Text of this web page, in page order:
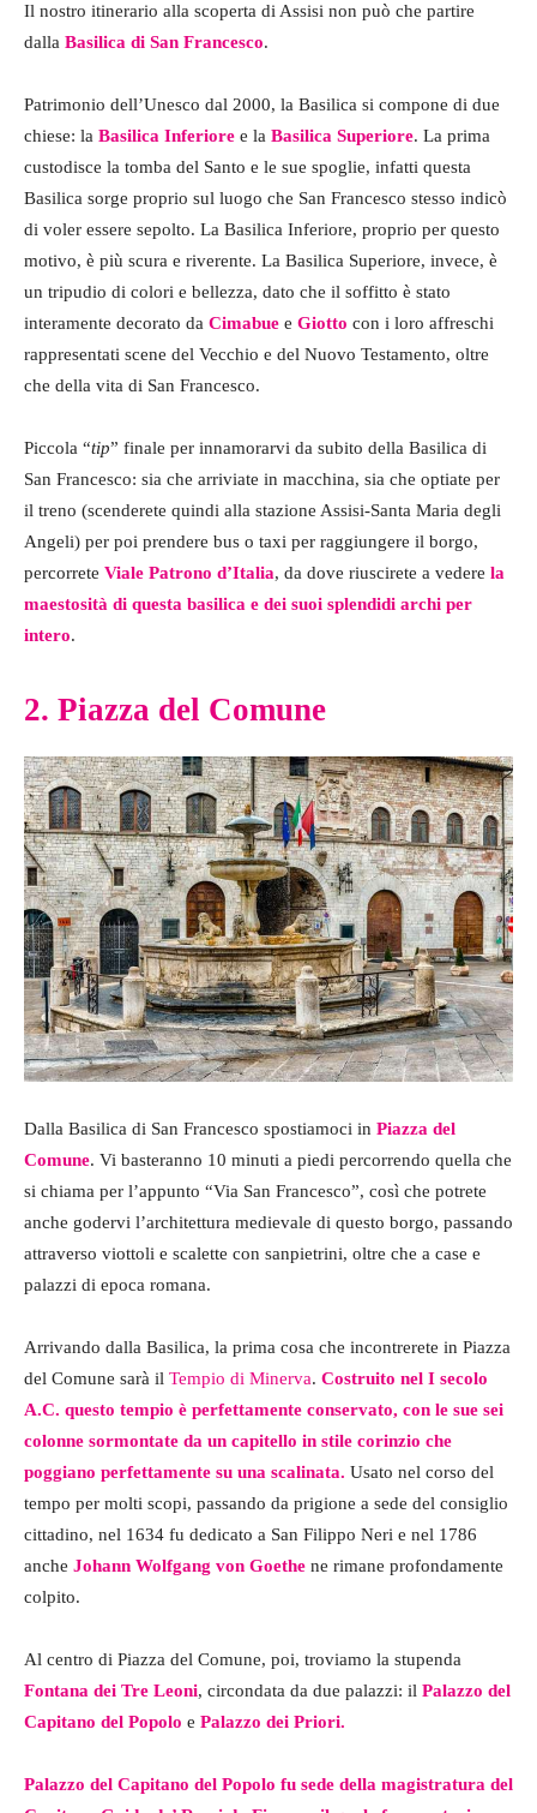
Il nostro itinerario alla scoperta di Assisi non può che partire
dalla Basilica di San Francesco.
Patrimonio dell’Unesco dal 2000, la Basilica si compone di due
chiese: la Basilica Inferiore e la Basilica Superiore. La prima
custodisce la tomba del Santo e le sue spoglie, infatti questa
Basilica sorge proprio sul luogo che San Francesco stesso indicò
di voler essere sepolto. La Basilica Inferiore, proprio per questo
motivo, è più scura e riverente. La Basilica Superiore, invece, è
un tripudio di colori e bellezza, dato che il soffitto è stato
interamente decorato da Cimabue e Giotto con i loro affreschi
rappresentati scene del Vecchio e del Nuovo Testamento, oltre
che della vita di San Francesco.
Piccola “tip” finale per innamorarvi da subito della Basilica di
San Francesco: sia che arriviate in macchina, sia che optiate per
il treno (scenderete quindi alla stazione Assisi-Santa Maria degli
Angeli) per poi prendere bus o taxi per raggiungere il borgo,
percorrete Viale Patrono d’Italia, da dove riuscirete a vedere la
maestosità di questa basilica e dei suoi splendidi archi per
intero.
2. Piazza del Comune
Dalla Basilica di San Francesco spostiamoci in Piazza del
Comune. Vi basteranno 10 minuti a piedi percorrendo quella che
si chiama per l’appunto “Via San Francesco”, così che potrete
anche godervi l’architettura medievale di questo borgo, passando
attraverso viottoli e scalette con sanpietrini, oltre che a case e
palazzi di epoca romana.
Arrivando dalla Basilica, la prima cosa che incontrerete in Piazza
del Comune sarà il Tempio di Minerva. Costruito nel I secolo
A.C. questo tempio è perfettamente conservato, con le sue sei
colonne sormontate da un capitello in stile corinzio che
poggiano perfettamente su una scalinata. Usato nel corso del
tempo per molti scopi, passando da prigione a sede del consiglio
cittadino, nel 1634 fu dedicato a San Filippo Neri e nel 1786
anche Johann Wolfgang von Goethe ne rimane profondamente
colpito.
Al centro di Piazza del Comune, poi, troviamo la stupenda
Fontana dei Tre Leoni, circondata da due palazzi: il Palazzo del
Capitano del Popolo e Palazzo dei Priori.
Palazzo del Capitano del Popolo fu sede della magistratura del